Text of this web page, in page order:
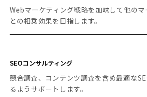
Webマーケティング戦略を加味して他の
との相乗効果を目指します。
SEOコンサルティング
競合調査、コンテンツ調査を含め最適な
るようサポートします。